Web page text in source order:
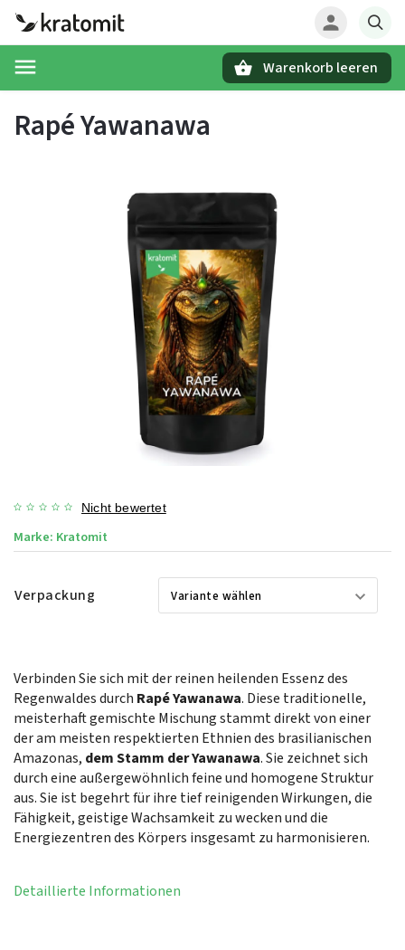
Warenkorb leeren
Rapé Yawanawa
Nicht bewertet
Marke: Kratomit
Verpackung
Verbinden Sie sich mit der reinen heilenden Essenz des
Regenwaldes durch Rapé Yawanawa. Diese traditionelle,
meisterhaft gemischte Mischung stammt direkt von einer
der am meisten respektierten Ethnien des brasilianischen
Amazonas, dem Stamm der Yawanawa. Sie zeichnet sich
durch eine außergewöhnlich feine und homogene Struktur
aus. Sie ist begehrt für ihre tief reinigenden Wirkungen, die
Fähigkeit, geistige Wachsamkeit zu wecken und die
Energiezentren des Körpers insgesamt zu harmonisieren.
Detaillierte Informationen